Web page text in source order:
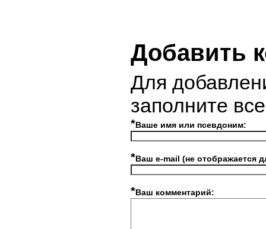
Добавить
Для
заполните
*Ваше имя или псевдоним:
*Ваш e-mail (не отображается
*Ваш комментарий: